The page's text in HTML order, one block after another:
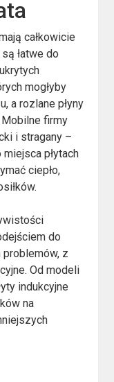
całkowicie
łatwe do
mogłyby
a rozlane płyny
firmy
i stragany –
płytach
ciepło,
do
z
Od modeli
indukcyjne
na